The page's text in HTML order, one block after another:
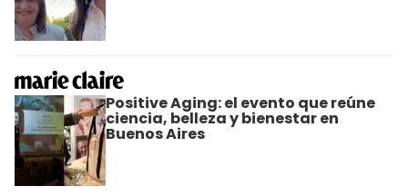
Positive Aging: el evento que reúne
ciencia, belleza y bienestar en
Buenos Aires